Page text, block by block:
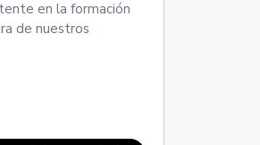
en la formación
de nuestros